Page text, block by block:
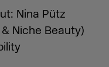
Nina Pütz
Niche Beauty)